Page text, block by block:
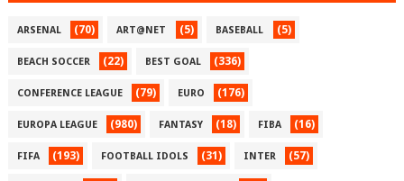
ARSENAL (70) ART@NET (5) BASEBALL (5)
BEACH SOCCER (22) BEST GOAL (336)
CONFERENCE LEAGUE (79) EURO (176)
EUROPA LEAGUE (980) FANTASY (18) FIBA (16)
FIFA (193) FOOTBALL IDOLS (31) INTER (57)